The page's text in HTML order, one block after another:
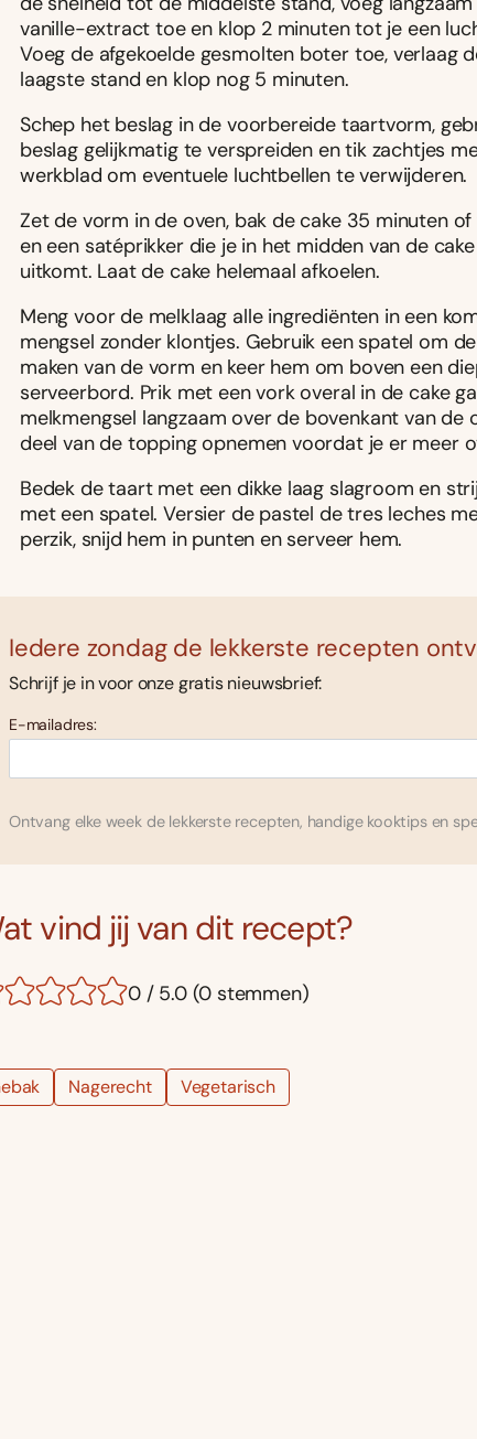
vanille-extract toe en klop 2 minuten tot je een
Voeg de afgekoelde gesmolten boter toe, verlaag
laagste stand en klop nog 5 minuten.
Schep het beslag in de voorbereide taartvorm,
beslag gelijkmatig te verspreiden en tik zachtjes
werkblad om eventuele luchtbellen te verwijderen.
Zet de vorm in de oven, bak de cake 35 minuten
en een satéprikker die je in het midden van de
uitkomt. Laat de cake helemaal afkoelen.
Meng voor de melklaag alle ingrediënten in een
mengsel zonder klontjes. Gebruik een spatel om
maken van de vorm en keer hem om boven een
serveerbord. Prik met een vork overal in de cake
melkmengsel langzaam over de bovenkant van de
deel van de topping opnemen voordat je er meer
Bedek de taart met een dikke laag slagroom en
met een spatel. Versier de pastel de tres leches
perzik, snijd hem in punten en serveer hem.
Iedere zondag de lekkerste recepten
Schrijf je in voor onze gratis nieuwsbrief:
E-mailadres:
Ontvang elke week de lekkerste recepten, handige kooktips en
vind jij van dit recept?
0 / 5.0 (0 stemmen)
Nagerecht Vegetarisch